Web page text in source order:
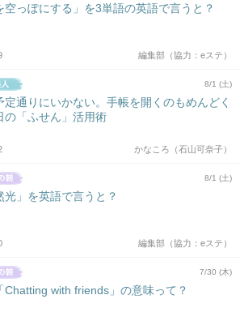
空っぽにする」を3単語の英語で言うと？
編集部（協力：eステ）
8/1 (土)
定通りにいかない。手帳を開くのもめんどく
の「ふせん」活用術
かなころ（石山可奈子）
8/1 (土)
光」を英語で言うと？
編集部（協力：eステ）
7/30 (木)
Chatting with friends」の意味って？